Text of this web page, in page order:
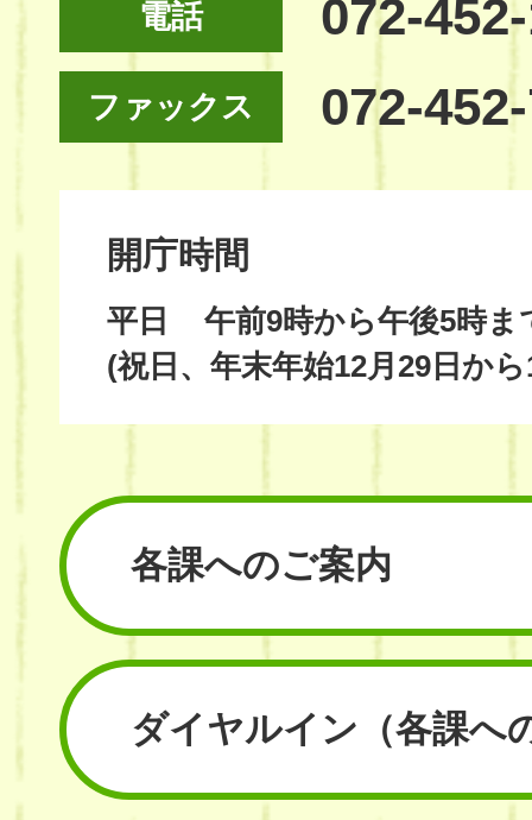
電話 072-
ファックス 072-
開庁時間
平日
午前9時から午後5時ま
(祝日、年末年始12月29日か
各課へのご案内
ダイヤルイン （各課へ